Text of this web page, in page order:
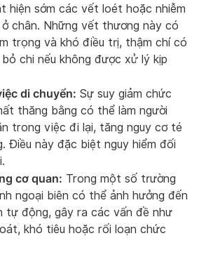
hiện sớm các vết loét hoặc nhiễm
chân. Những vết thương này có
trọng và khó điều trị, thậm chí có
chi nếu không được xử lý kịp
di chuyển: Sự suy giảm chức
thăng bằng có thể làm người
trong việc đi lại, tăng nguy cơ té
Điều này đặc biệt nguy hiểm đối
cơ quan: Trong một số trường
ngoại biên có thể ảnh hưởng đến
tự động, gây ra các vấn đề như
khó tiêu hoặc rối loạn chức